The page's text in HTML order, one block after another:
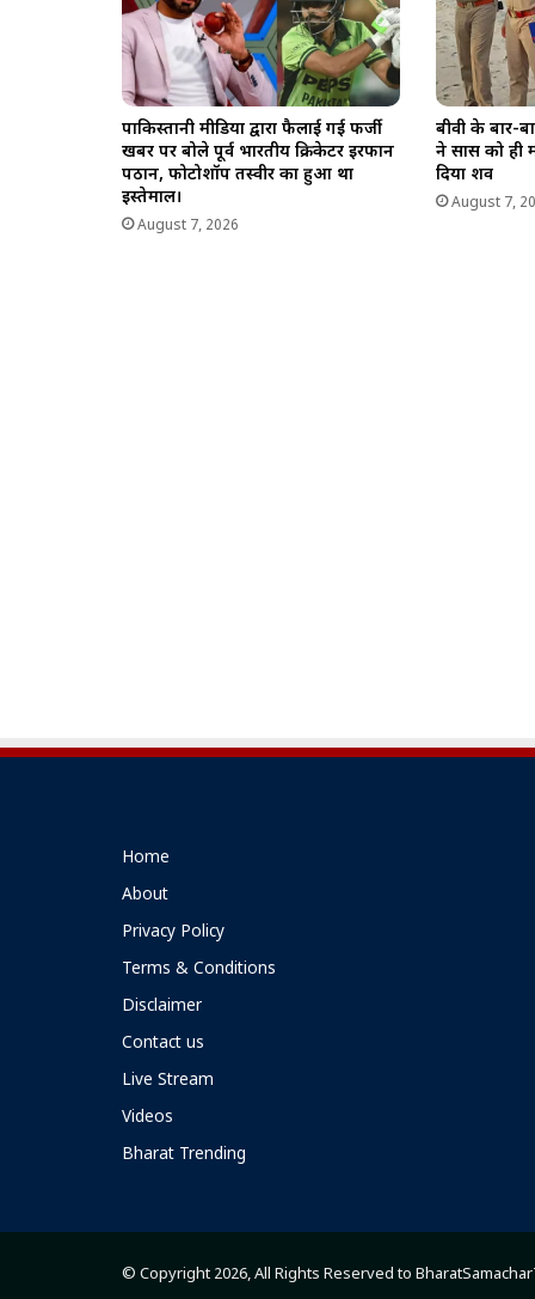
पाकिस्तानी मीडिया द्वारा फैलाई गई फर्जी
खबर पर बोले पूर्व भारतीय क्रिकेटर इरफान
पठान, फोटोशॉप तस्वीर का हुआ था
इस्तेमाल।
August 7, 2026
बीवी के बार-
ने सास को ही
दिया शव
August 7,
Home
About
Privacy Policy
Terms & Conditions
Disclaimer
Contact us
Live Stream
Videos
Bharat Trending
© Copyright 2026, All Rights Reserved to